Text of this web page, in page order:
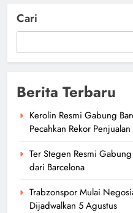
Cari
Berita Terbaru
Kerolin Resmi Gabung
Pecahkan Rekor
Ter Stegen Resmi
dari Barcelona
Trabzonspor Mulai
Dijadwalkan 5 Agustus